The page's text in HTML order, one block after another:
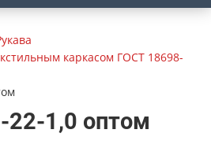
каркасом ГОСТ 18698-
22-1,0 оптом